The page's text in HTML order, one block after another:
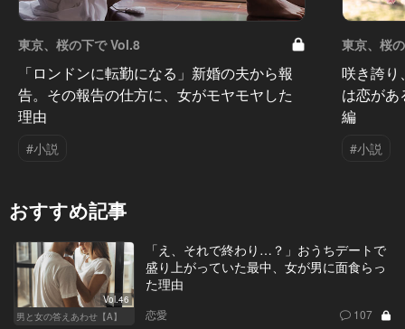
東京、桜の下で Vol.8
「ロンドンに転勤になる」新婚の夫から報
告。その報告の仕方に、女がモヤモヤした
理由
#小説
東京、桜
咲き誇り
は恋が
編
#小説
おすすめ記事
Vol.46
男と女の答えあわせ【A】
「え、それで終わり…？」おうちデートで
盛り上がっていた最中、女が男に面食らっ
た理由
恋愛 107